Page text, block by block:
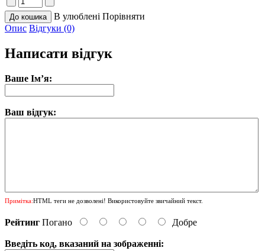
В улюблені Порівняти
Опис Відгуки (0)
Написати відгук
Ваше Ім’я:
Ваш відгук:
Примітка:HTML теги не дозволені! Використовуйте звичайний текст.
Рейтинг Погано Добре
Введіть код, вказаний на зображенні: